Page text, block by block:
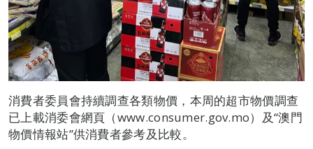
消費者委員會持續調查各類物價，本周的超市物價調查
已上載消委會網頁（www.consumer.gov.mo）及“澳門
物價情報站”供消費者參考及比較。